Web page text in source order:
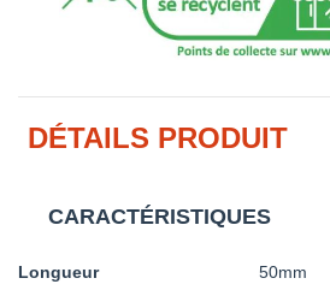
DÉTAILS PRODUIT
CARACTÉRISTIQUES
Longueur 50mm